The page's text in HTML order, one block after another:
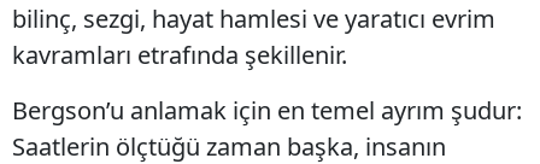
bilinç, sezgi, hayat hamlesi ve yaratıcı evrim
kavramları etrafında şekillenir.
Bergson’u anlamak için en temel ayrım şudur:
Saatlerin ölçtüğü zaman başka, insanın